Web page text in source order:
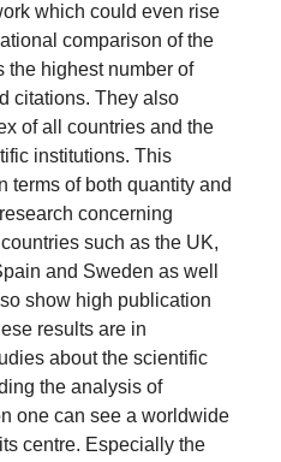
which could even rise
comparison of the
the highest number of
citations. They also
of all countries and the
institutions. This
terms of both quantity and
concerning
such as the UK,
and Sweden as well
show high publication
results are in
about the scientific
the analysis of
one can see a worldwide
centre. Especially the